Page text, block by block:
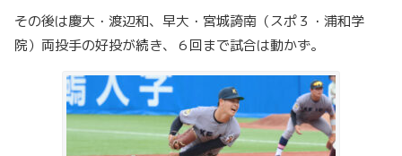
その後は慶大・渡辺和、早大・宮城誇南（スポ３・浦和学
院）両投手の好投が続き、６回まで試合は動かず。